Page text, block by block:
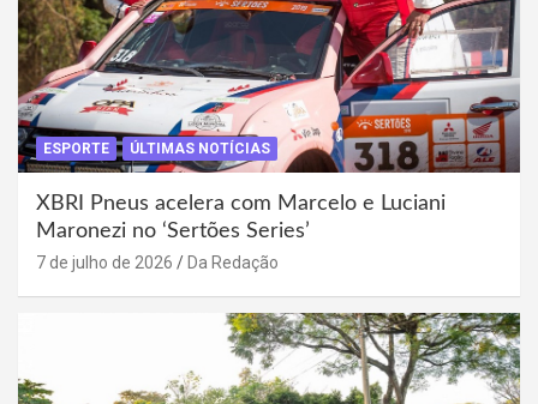
ESPORTE ÚLTIMAS NOTÍCIAS
XBRI Pneus acelera com Marcelo e Luciani
Maronezi no ‘Sertões Series’
7 de julho de 2026 Da Redação